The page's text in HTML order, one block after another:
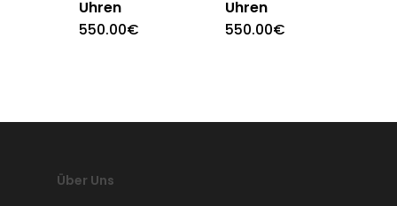
Uhren
550.00€
Uhren
550.00€
Über Uns